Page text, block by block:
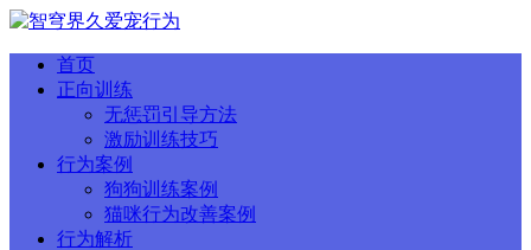
首页
正向训练
无惩罚引导方法
激励训练技巧
行为案例
狗狗训练案例
猫咪行为改善案例
行为解析